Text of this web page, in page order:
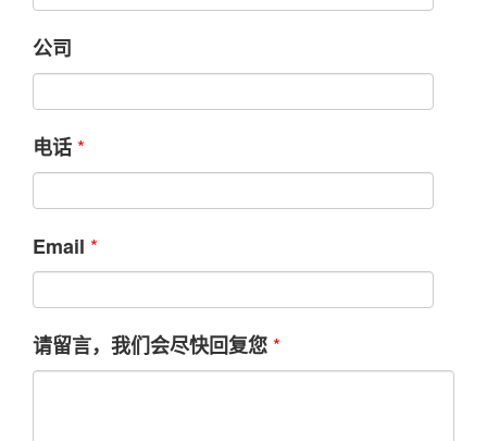
公司
电话 *
Email *
请留言，我们会尽快回复您 *